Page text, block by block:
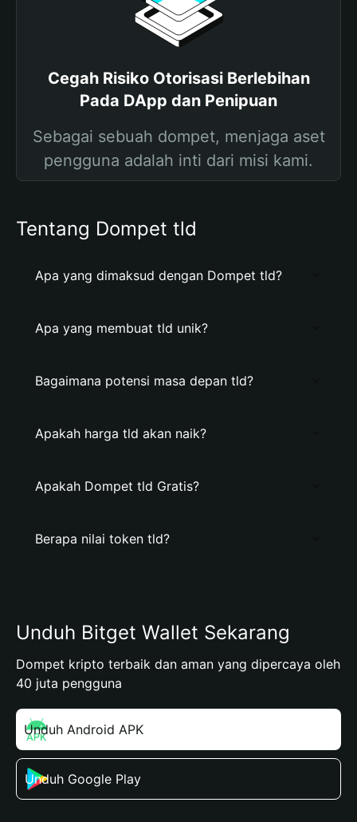
Cegah Risiko Otorisasi Berlebihan
Pada DApp dan Penipuan
Sebagai sebuah dompet, menjaga aset
pengguna adalah inti dari misi kami.
Tentang Dompet tld
Apa yang dimaksud dengan Dompet tld?
Apa yang membuat tld unik?
Bagaimana potensi masa depan tld?
Apakah harga tld akan naik?
Apakah Dompet tld Gratis?
Berapa nilai token tld?
Unduh Bitget Wallet Sekarang
Dompet kripto terbaik dan aman yang dipercaya oleh
40 juta pengguna
Unduh Android APK
Unduh Google Play